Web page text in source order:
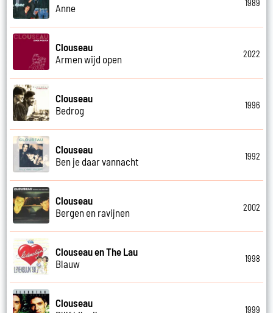
Anne
1989
Clouseau
Armen wijd open
2022
Clouseau
Bedrog
1996
Clouseau
Ben je daar vannacht
1992
Clouseau
Bergen en ravijnen
2002
Clouseau en The Lau
Blauw
1998
Clouseau
1999